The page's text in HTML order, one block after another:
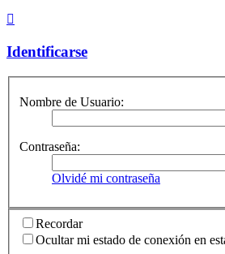
Identificarse
Nombre de Usuario:
Contraseña:
Olvidé mi contraseña
Recordar
Ocultar mi estado de conexión en